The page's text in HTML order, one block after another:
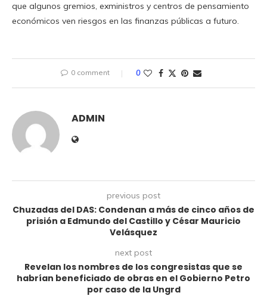
que algunos gremios, exministros y centros de pensamiento
económicos ven riesgos en las finanzas públicas a futuro.
0 comment 0
ADMIN
previous post
Chuzadas del DAS: Condenan a más de cinco años de
prisión a Edmundo del Castillo y César Mauricio
Velásquez
next post
Revelan los nombres de los congresistas que se
habrían beneficiado de obras en el Gobierno Petro
por caso de la Ungrd